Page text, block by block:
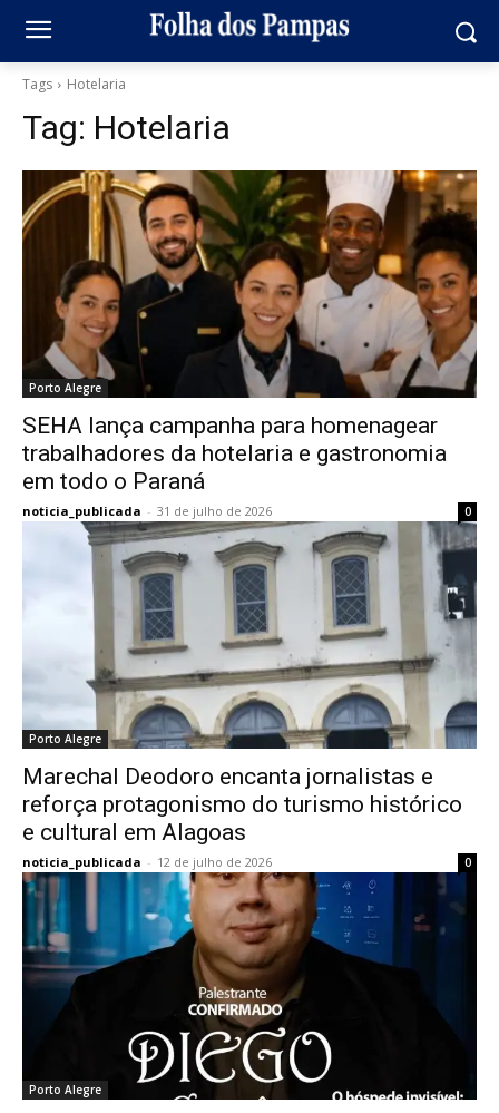
Tags Hotelaria
Tag: Hotelaria
Porto Alegre
SEHA lança campanha para homenagear
trabalhadores da hotelaria e gastronomia
em todo o Paraná
noticia_publicada - 31 de julho de 2026 0
Porto Alegre
Marechal Deodoro encanta jornalistas e
reforça protagonismo do turismo histórico
e cultural em Alagoas
noticia_publicada - 12 de julho de 2026 0
Porto Alegre